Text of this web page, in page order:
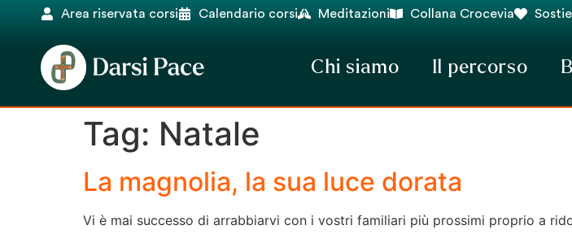
Area riservata corsi Calendario corsi Meditazioni Collana Crocevia
Chi siamo Il percorso
Tag: Natale
La magnolia, la sua luce dorata
Vi è mai successo di arrabbiarvi con i vostri familiari più prossimi proprio a